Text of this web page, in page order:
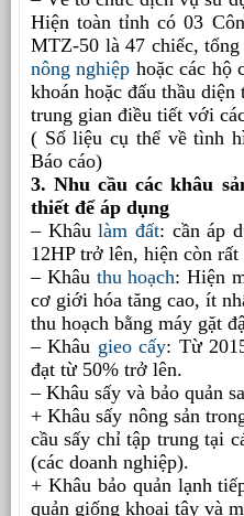
Hiện toàn tỉnh có 03
MTZ-50 là 47 chiếc,
nông nghiệp hoặc các hộ
khoán hoặc đấu thầu
trung gian điều tiết với
( Số liệu cụ thể về tình
Báo cáo)
3. Nhu cầu các khâu
thiết để áp dụng
– Khâulàm đất: cần áp
12HP trở lên, hiện còn
– Khâu thu hoạch: Hiện
cơ giới hóa tăng cao, ít
thu hoạch bằng máy gặt
– Khâu gieo cấy: Từ
đạt từ 50% trở lên.
– Khâu sấy và bảo quản
+ Khâu sấy nông sản
cầu sấy chỉ tập trung tại
(các doanh nghiệp).
+ Khâu bảo quản lạnh
quản giống khoai tây và